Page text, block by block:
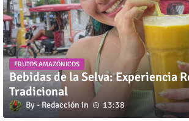
FRUTOS AMAZÓNICOS
Bebidas de la Selva: Experiencia
Tradicional
Redacción 13:38